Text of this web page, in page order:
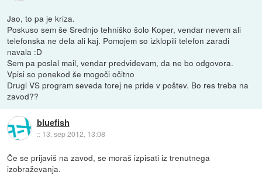
Jao, to pa je kriza.
Poskuso sem še Srednjo tehniško šolo Koper, vendar nevem ali
telefonska ne dela ali kaj. Pomojem so izklopili telefon zaradi
navala :D
Sem pa poslal mail, vendar predvidevam, da ne bo odgovora.
Vpisi so ponekod še mogoči očitno
Drugi VS program seveda torej ne pride v poštev. Bo res treba na
zavod??
bluefish
:: 13. sep 2012, 13:08
Če se prijaviš na zavod, se moraš izpisati iz trenutnega
izobraževanja.